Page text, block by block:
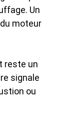
Un
moteur
reste un
signale
ou